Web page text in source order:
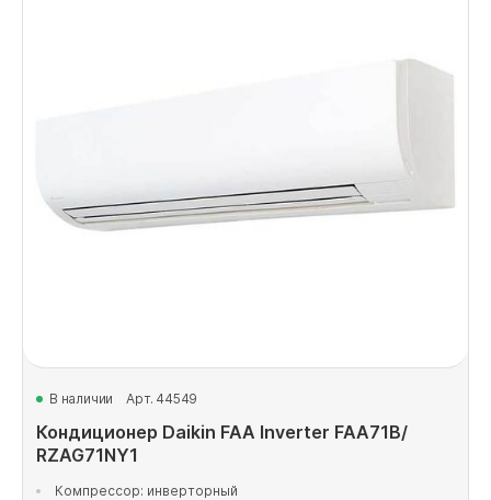
В наличии Арт. 44549
Кондиционер Daikin FAA Inverter FAA71B/
RZAG71NY1
Компрессор: инверторный